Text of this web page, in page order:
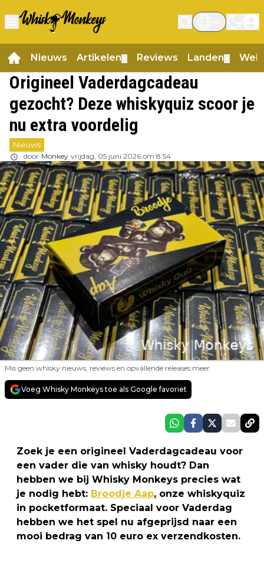
Nieuws Artikelen Reviews Landen
Origineel Vaderdagcadeau
gezocht? Deze whiskyquiz scoor je
nu extra voordelig
Nieuws
door Monkey vrijdag, 05 juni 2026 om 8:54
Mis geen whisky nieuws, reviews en opvallende releases meer.
Voeg Whisky Monkeys toe als Google favoriet
Zoek je een origineel Vaderdagcadeau voor
een vader die van whisky houdt? Dan
hebben we bij Whisky Monkeys precies wat
je nodig hebt: Broodje Aap, onze whiskyquiz
in pocketformaat. Speciaal voor Vaderdag
hebben we het spel nu afgeprijsd naar een
mooi bedrag van 10 euro ex verzendkosten.